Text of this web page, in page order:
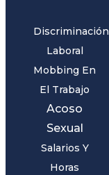
Discriminación
Laboral
Mobbing En
El Trabajo
Acoso
Sexual
Salarios Y
Horas